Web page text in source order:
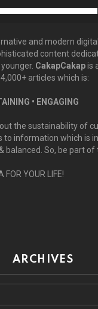
and modern
content
CakapCakapis
articles which is:
• ENGAGING
the sustainability of
to information which is
balanced. So, be part
FOR YOUR LIFE!
ARCHIVES